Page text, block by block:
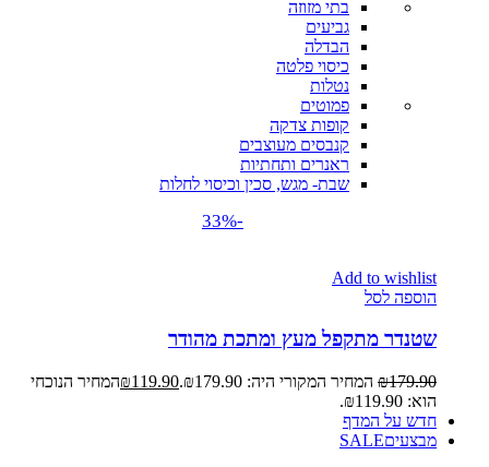
בתי מזוזה
גביעים
הבדלה
כיסוי פלטה
נטלות
פמוטים
קופות צדקה
קנבסים מעוצבים
ראנרים ותחתיות
שבת- מגש, סכין וכיסוי לחלות
-33%
Add to wishlist
הוספה לסל
שטנדר מתקפל מעץ ומתכת מהודר
₪179.90 המחיר המקורי היה: ₪179.90. ₪119.90
המחיר הנוכחי
הוא: ₪119.90.
חדש על המדף
מבצעיםSALE